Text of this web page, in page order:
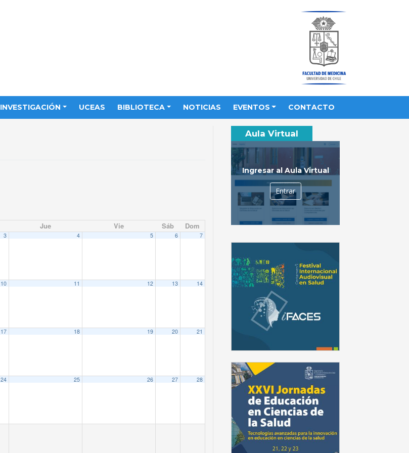
INVESTIGACIÓN UCEAS BIBLIOTECA NOTICIAS EVENTOS CONTACTO
Jue Vie Sáb Dom
3 4 5 6 7
10 11 12 13 14
17 18 19 20 21
24 25 26 27 28
Aula Virtual
Ingresar al Aula Virtual
Entrar